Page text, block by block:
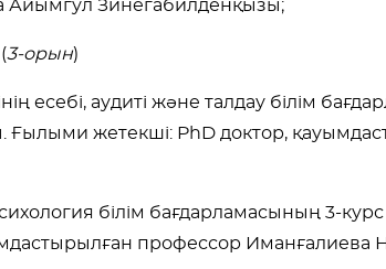
Айымгул Зинегабилденқызы;
3-орын)
есебі, аудиті және талдау білім
жетекші: PhD доктор,
білім бағдарламасының 3-
профессор Иманғалиева